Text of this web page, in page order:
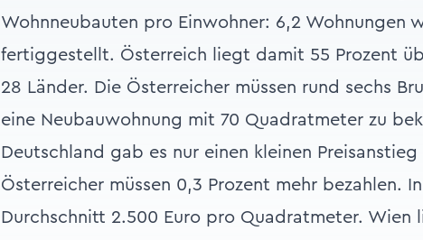
Wohnneubauten pro Einwohner: 6,2 Wohnungen
fertiggestellt. Österreich liegt damit 55 Prozent
28 Länder. Die Österreicher müssen rund sechs
eine Neubauwohnung mit 70 Quadratmeter zu
Deutschland gab es nur einen kleinen
Österreicher müssen 0,3 Prozent mehr bezahlen.
Durchschnitt 2.500 Euro pro Quadratmeter.